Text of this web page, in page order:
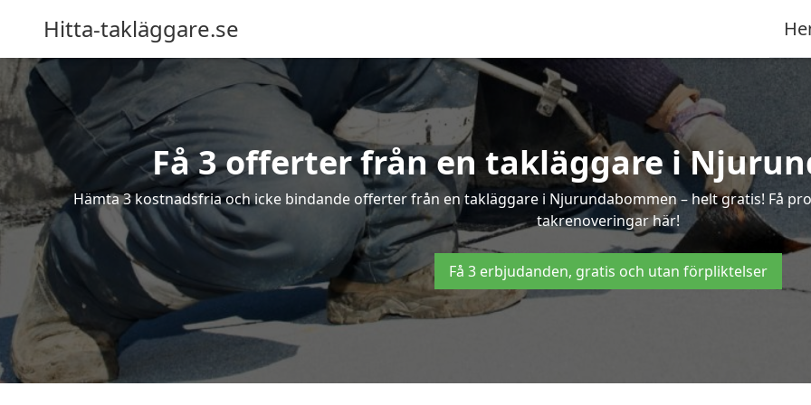
Hitta-takläggare.se
Få 3 offerter från en takläggare i
Hämta 3 kostnadsfria och icke bindande offerter från en takläggare i Njurundabommen – helt gratis! Få
takrenoveringar här!
Få 3 erbjudanden, gratis och utan förpliktelser